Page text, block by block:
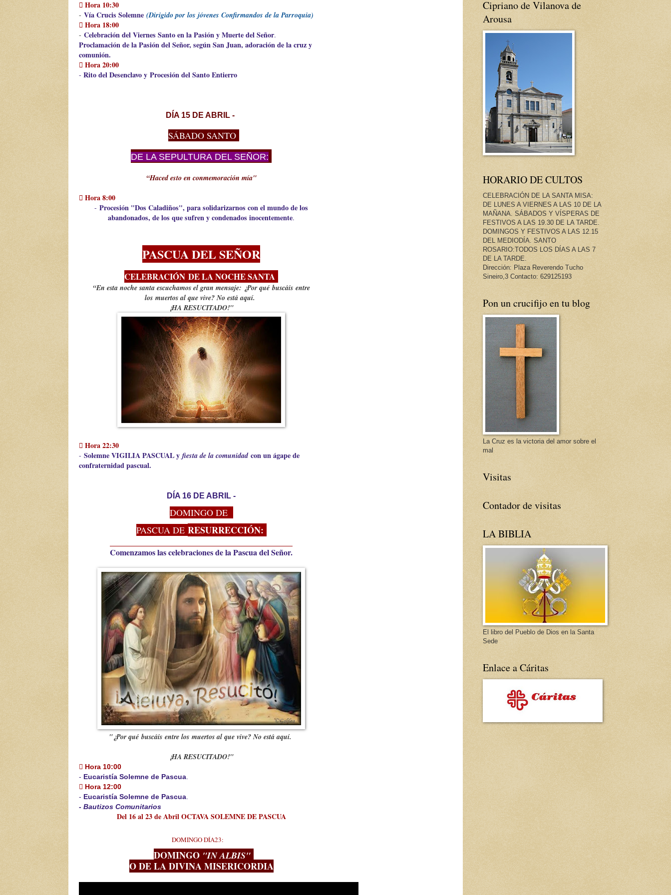
 Hora 10:30
- Vía Crucis Solemne (Dirigido por los jóvenes Confirmandos de la Parroquia)
 Hora 18:00
- Celebración del Viernes Santo en la Pasión y Muerte del Señor.
Proclamación de la Pasión del Señor, según San Juan, adoración de la cruz y
comunión.
 Hora 20:00
- Rito del Desenclavo y Procesión del Santo Entierro
DÍA 15 DE ABRIL -
SÁBADO SANTO
DE LA SEPULTURA DEL SEÑOR:
“Haced esto en conmemoración mía"
 Hora 8:00
- Procesión "Dos Caladiños", para solidarizarnos con el mundo de los
abandonados, de los que sufren y condenados inocentemente.
PASCUA DEL SEÑOR
CELEBRACIÓN DE LA NOCHE SANTA
“En esta noche santa escuchamos el gran mensaje: ¿Por qué buscáis entre
los muertos al que vive? No está aquí.
¡HA RESUCITADO!"
 Hora 22:30
- Solemne VIGILIA PASCUAL y fiesta de la comunidadcon un ágape de
confraternidad pascual.
DÍA 16 DE ABRIL -
DOMINGO DE
PASCUA DE RESURRECCIÓN:
Comenzamos las celebraciones de la Pascua del Señor.
"¿Por qué buscáis entre los muertos al que vive? No está aquí.
¡HA RESUCITADO!"
 Hora 10:00
- Eucaristía Solemne de Pascua
 Hora 12:00
- Eucaristía Solemne de Pascua
- Bautizos Comunitarios
Del 16 al 23 de Abril OCTAVA SOLEMNE DE PASCUA
DOMINGO DÍA23:
DOMINGO "IN ALBIS"
O DE LA DIVINA MISERICORDIA
Cipriano de Vilanova de
Arousa
HORARIO DE CULTOS
CELEBRACIÓN DE LA SANTA MISA:
DE LUNES A VIERNES A LAS 10 DE LA
MAÑANA. SÁBADOS Y VÍSPERAS DE
FESTIVOS A LAS 19.30 DE LA TARDE.
DOMINGOS Y FESTIVOS A LAS 12.15
DEL MEDIODÍA. SANTO
ROSARIO:TODOS LOS DÍAS A LAS 7
DE LA TARDE.
Dirección: Plaza Reverendo Tucho
Sineiro,3 Contacto: 629125193
Pon un crucifijo en tu blog
La Cruz es la victoria del amor sobre el
mal
Visitas
Contador de visitas
LA BIBLIA
El libro del Pueblo de Dios en la Santa
Sede
Enlace a Cáritas